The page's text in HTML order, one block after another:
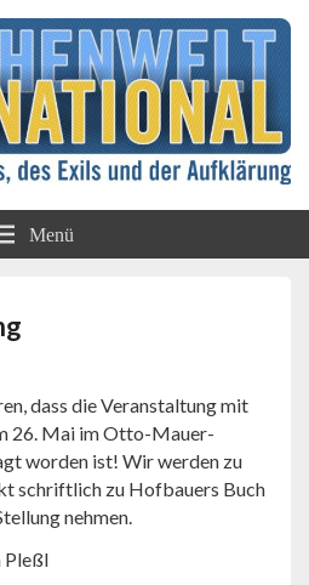
Zwischenwelt
International
Menü
dass die Veranstaltung mit
26. Mai im Otto-Mauer-
worden ist! Wir werden zu
schriftlich zu Hofbauers Buch
nehmen.
Pleßl